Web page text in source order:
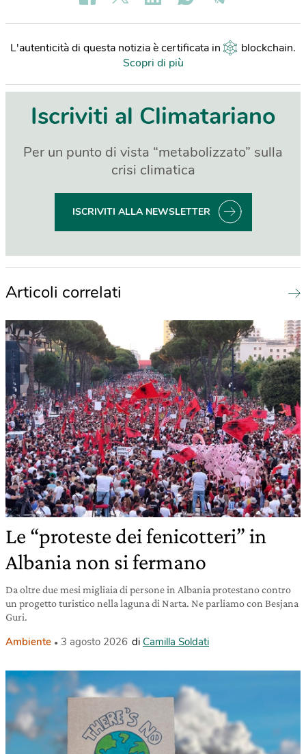
L'autenticità di questa notizia è certificata in blockchain.
Scopri di più
Iscriviti al Climatariano
Per un punto di vista “metabolizzato” sulla
crisi climatica
ISCRIVITI ALLA NEWSLETTER
Articoli correlati
Le “proteste dei fenicotteri” in
Albania non si fermano
Da oltre due mesi migliaia di persone in Albania protestano contro
un progetto turistico nella laguna di Narta. Ne parliamo con Besjana
Guri.
Ambiente 3 agosto 2026 di Camilla Soldati